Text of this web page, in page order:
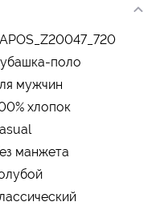
поло
мужчин
хлопок
манжета